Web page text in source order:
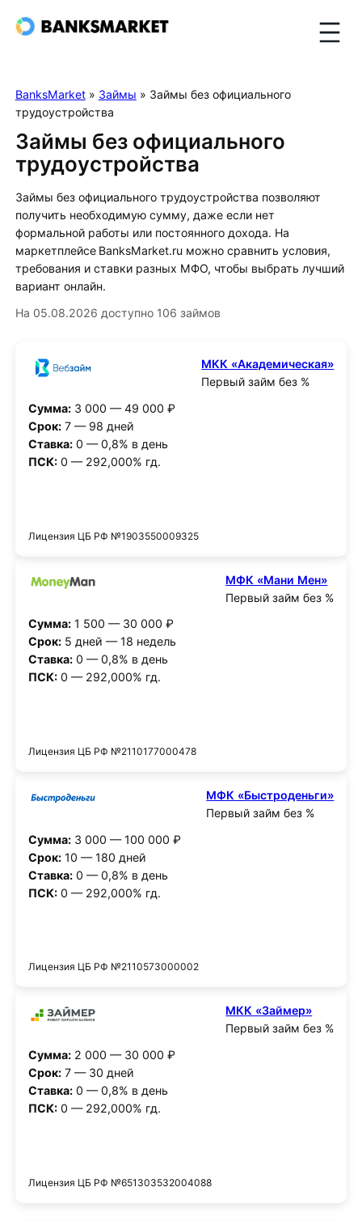
BanksMarket» Займы » Займы без официального
трудоустройства
Займы без официального
трудоустройства
Займы без официального трудоустройства позволяют
получить необходимую сумму, даже если нет
формальной работы или постоянного дохода. На
маркетплейсе BanksMarket.ru можно сравнить условия,
требования и ставки разных МФО, чтобы выбрать лучший
вариант онлайн.
На 05.08.2026 доступно 106 займов
МКК «Академическая»
Первый займ без %
Сумма:3 000 — 49 000 ₽
Срок:7 — 98 дней
Ставка:0 — 0,8% в день
ПСК:0 — 292,000% гд.
Лицензия ЦБ РФ №1903550009325
МФК «Мани Мен»
Первый займ без %
Сумма:1 500 — 30 000 ₽
Срок:5 дней — 18 недель
Ставка:0 — 0,8% в день
ПСК:0 — 292,000% гд.
Лицензия ЦБ РФ №2110177000478
МФК «Быстроденьги»
Первый займ без %
Сумма:3 000 — 100 000 ₽
Срок:10 — 180 дней
Ставка:0 — 0,8% в день
ПСК:0 — 292,000% гд.
Лицензия ЦБ РФ №2110573000002
МКК «Займер»
Первый займ без %
Сумма:2 000 — 30 000 ₽
Срок:7 — 30 дней
Ставка:0 — 0,8% в день
ПСК:0 — 292,000% гд.
Лицензия ЦБ РФ №651303532004088